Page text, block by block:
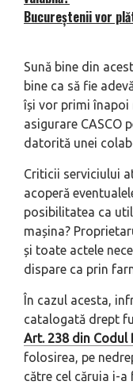
Bucureștenii vor
Sună bine din
bine ca să fie
își vor primi înapoi
asigurare CASCO
datorită unei
Criticii serviciului
acoperă
posibilitatea ca
mașina?
și toate actele
dispare ca prin
În cazul acesta,
catalogată drept
Art. 238 din Codul
folosirea, pe
către cel căruia i-